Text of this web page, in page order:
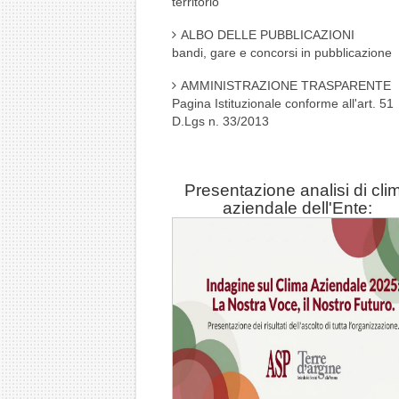
ALBO DELLE PUBBLICAZIONI
bandi, gare e concorsi in pubblicazione
AMMINISTRAZIONE TRASPARENTE
Pagina Istituzionale conforme all'art. 51
D.Lgs n. 33/2013
Presentazione analisi di
aziendale dell'Ente: